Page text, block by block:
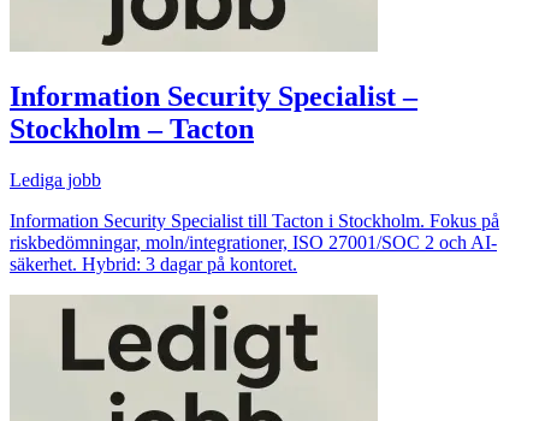
Information Security Specialist –
Stockholm – Tacton
Lediga jobb
Information Security Specialist till Tacton i Stockholm. Fokus på
riskbedömningar, moln/integrationer, ISO 27001/SOC 2 och AI-
säkerhet. Hybrid: 3 dagar på kontoret.